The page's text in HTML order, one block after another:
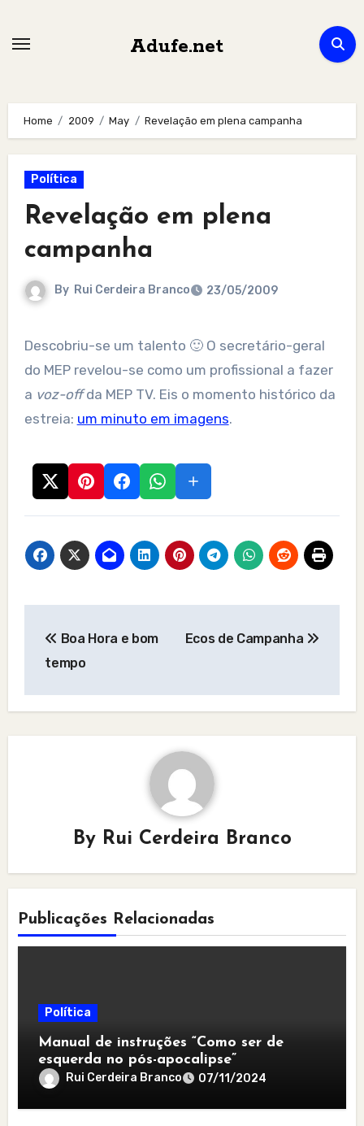
Adufe.net
Home 2009 May Revelação em plena campanha
Política
Revelação em plena
campanha
By Rui Cerdeira Branco 23/05/2009
Descobriu-se um talento 🙂 O secretário-geral
do MEP revelou-se como um profissional a fazer
a voz-offda MEP TV. Eis o momento histórico da
estreia: um minuto em imagens.
navigation
Boa Hora e bom
tempo
Ecos de Campanha
By Rui Cerdeira Branco
Publicações Relacionadas
Política
Manual de instruções “Como ser de
esquerda no pós-apocalipse”
Rui Cerdeira Branco 07/11/2024